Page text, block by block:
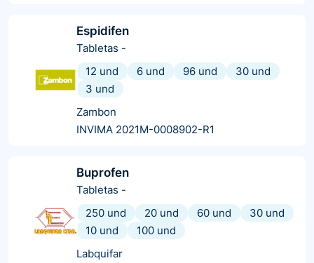
Espidifen
Tabletas -
12 und
6 und 96 und
30 und
3 und
Zambon
INVIMA 2021M-0008902-R1
Buprofen
Tabletas -
250 und
20 und 60 und
30 und
10 und
100 und
Labquifar